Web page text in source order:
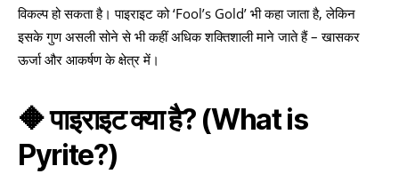
विकल्प हो सकता है। पाइराइट को ‘Fool’s Gold’ भी कहा जाता है, लेकिन
इसके गुण असली सोने से भी कहीं अधिक शक्तिशाली माने जाते हैं – खासकर
ऊर्जा और आकर्षण के क्षेत्र में।
🔶 पाइराइट क्या है? (What is
Pyrite?)